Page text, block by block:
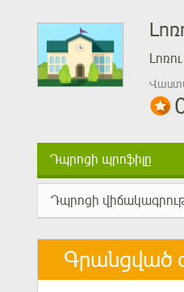
Դպրոցի պրոֆիլը
Դպրոցի
Գրանցված